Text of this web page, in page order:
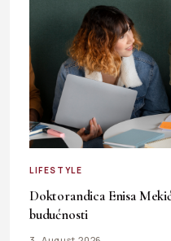
LIFESTYLE
Doktorandica Enisa
budućnosti